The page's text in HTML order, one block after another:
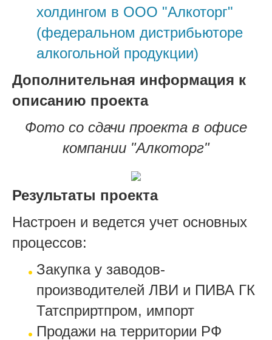
холдингом в ООО "Алкоторг"
(федеральном дистрибьюторе
алкогольной продукции)
Дополнительная информация к
описанию проекта
Фото со сдачи проекта в офисе
компании "Алкоторг"
Результаты проекта
Настроен и ведется учет основных
процессов:
Закупка у заводов-
производителей ЛВИ и ПИВА ГК
Татсприртпром, импорт
Продажи на территории РФ